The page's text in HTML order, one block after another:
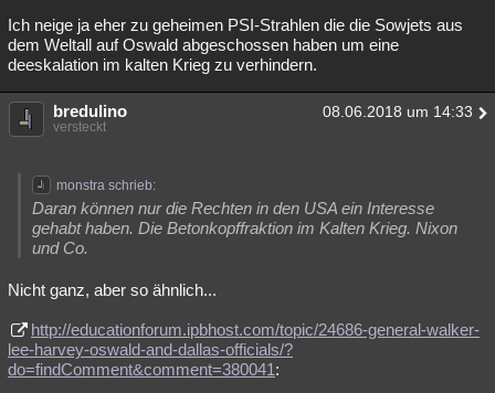
Ich neige ja eher zu geheimen PSI-Strahlen die die Sowjets aus
dem Weltall auf Oswald abgeschossen haben um eine
deeskalation im kalten Krieg zu verhindern.
bredulino 08.06.2018 um 14:33
versteckt
monstra schrieb:
Daran können nur die Rechten in den USA ein Interesse
gehabt haben. Die Betonkopffraktion im Kalten Krieg. Nixon
und Co.
Nicht ganz, aber so ähnlich...
http://educationforum.ipbhost.com/topic/24686-general-walker-
lee-harvey-oswald-and-dallas-officials/?
do=findComment&comment=380041: